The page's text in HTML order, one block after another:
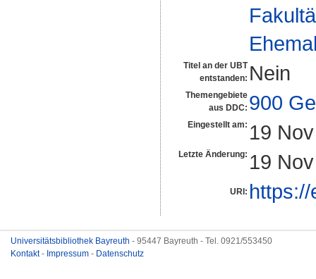
Titel an der UBT
entstanden: Nein
Themengebiete
aus DDC: 900
Eingestellt am: 19
Letzte Änderung: 19
URI:
Universitätsbibliothek Bayreuth - 95447 Bayreuth - Tel. 0921/553450
Kontakt- Impressum - Datenschutz